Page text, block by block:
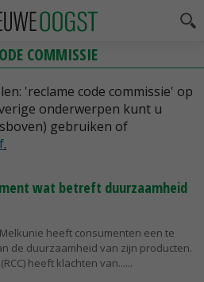
COMMISSIE
'reclame code commissie' op
onderwerpen kunt u
gebruiken of
.
wat betreft duurzaamheid
heeft consumenten een te
de duurzaamheid van zijn producten.
heeft klachten van...